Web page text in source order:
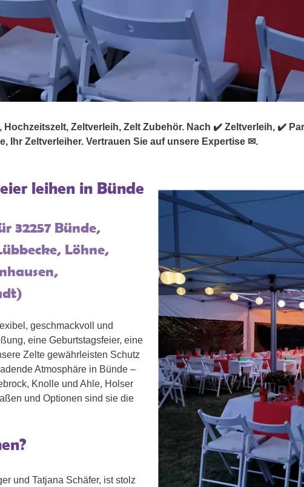
Zeltverleih, Zelt Zubehör. Nach ✔️ Zeltverleih, ✔️
Ihr Zeltverleiher. Vertrauen Sie auf unsere Expertise ✉.
leihen in Bünde
32257 Bünde,
Löhne,
geschmackvoll und
eine Geburtstagsfeier, eine
Zelte gewährleisten Schutz
Atmosphäre in Bünde –
Knolle und Ahle, Holser
und Optionen sind sie die
und Tatjana Schäfer, ist stolz